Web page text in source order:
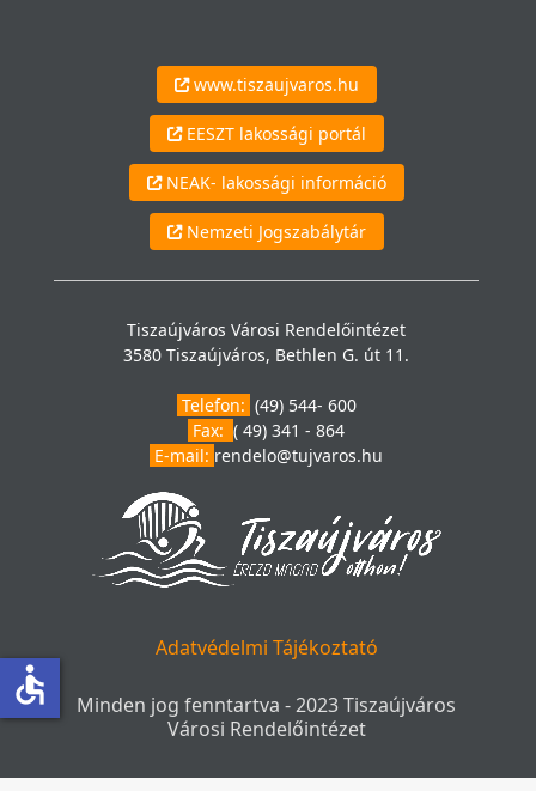
www.tiszaujvaros.hu
EESZT lakossági portál
NEAK- lakossági információ
Nemzeti Jogszabálytár
Tiszaújváros Városi Rendelőintézet
3580 Tiszaújváros, Bethlen G. út 11.
Telefon: (49) 544- 600
Fax: ( 49) 341 - 864
E-mail: rendelo@tujvaros.hu
Adatvédelmi Tájékoztató
Minden jog fenntartva - 2023 Tiszaújváros
Városi Rendelőintézet
accessible